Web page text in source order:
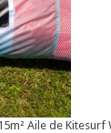
Aile de Kitesurf